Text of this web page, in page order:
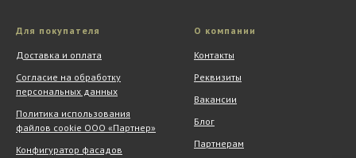
Для покупателя
Доставка и оплата
Согласие на обработку
персональных данных
Политика использования
файлов cookie ООО «Партнер»
Конфигуратор фасадов
О компании
Контакты
Реквизиты
Вакансии
Блог
Партнерам